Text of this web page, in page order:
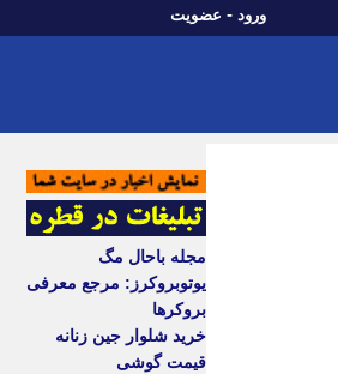
ورود - عضویت
مجله باحال مگ
یوتوبروکرز: مرجع معرفی
بروکرها
خرید شلوار جین زنانه
قیمت گوشی